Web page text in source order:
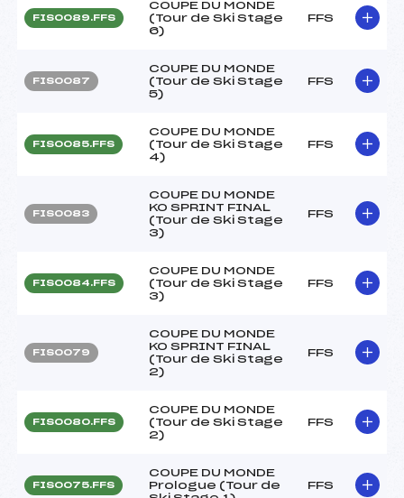
FIS0089.FFS
COUPE DU MONDE
(Tour de Ski Stage
6)
FFS
FIS0087
COUPE DU MONDE
(Tour de Ski Stage
5)
FFS
FIS0085.FFS
COUPE DU MONDE
(Tour de Ski Stage
4)
FFS
FIS0083
COUPE DU MONDE
KO SPRINT FINAL
(Tour de Ski Stage
3)
FFS
FIS0084.FFS
COUPE DU MONDE
(Tour de Ski Stage
3)
FFS
FIS0079
COUPE DU MONDE
KO SPRINT FINAL
(Tour de Ski Stage
2)
FFS
FIS0080.FFS
COUPE DU MONDE
(Tour de Ski Stage
2)
FFS
FIS0075.FFS
COUPE DU MONDE
Prologue (Tour de
FFS